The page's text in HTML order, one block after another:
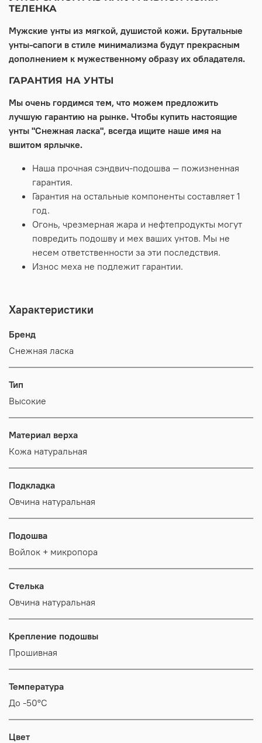
ТЕЛЕНКА
Мужские унты из мягкой, душистой кожи. Брутальные
унты-сапоги в стиле минимализма будут прекрасным
дополнением к мужественному образу их обладателя.
ГАРАНТИЯ НА УНТЫ
Мы очень гордимся тем, что можем предложить
лучшую гарантию на рынке. Чтобы купить настоящие
унты "Снежная ласка", всегда ищите наше имя на
вшитом ярлычке.
Наша прочная сэндвич-подошва — пожизненная
гарантия.
Гарантия на остальные компоненты составляет 1
год.
Огонь, чрезмерная жара и нефтепродукты могут
повредить подошву и мех ваших унтов. Мы не
несем ответственности за эти последствия.
Износ меха не подлежит гарантии.
Характеристики
Бренд
Снежная ласка
Тип
Высокие
Материал верха
Кожа натуральная
Подкладка
Овчина натуральная
Подошва
Войлок + микропора
Стелька
Овчина натуральная
Крепление подошвы
Прошивная
Температура
До -50°C
Цвет